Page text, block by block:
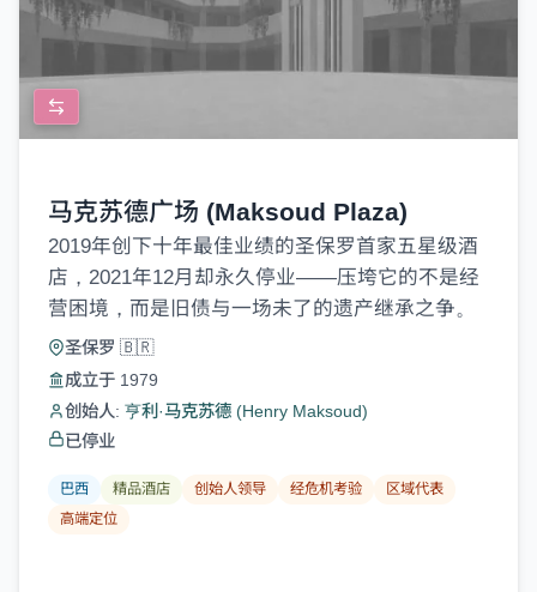
马克苏德广场 (Maksoud Plaza)
2019年创下十年最佳业绩的圣保罗首家五星级酒
店，2021年12月却永久停业——压垮它的不是经
营困境，而是旧债与一场未了的遗产继承之争。
圣保罗 🇧🇷
成立于 1979
创始人: 亨利·马克苏德 (Henry Maksoud)
已停业
巴西 精品酒店 创始人领导 经危机考验
区域代表
高端定位